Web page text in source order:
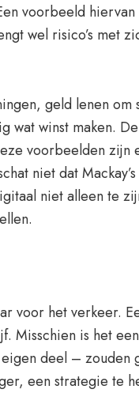
voorbeeld
wel risico’s met
geld lenen om
wat winst maken.
voorbeelden zijn
niet dat
niet alleen te
voor het verkeer.
Misschien is het
deel – zouden
een strategie te